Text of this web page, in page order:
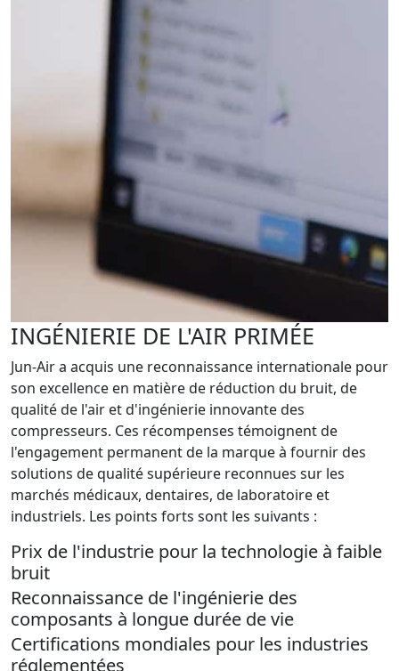
INGÉNIERIE DE L'AIR PRIMÉE
Jun-Air a acquis une reconnaissance internationale pour
son excellence en matière de réduction du bruit, de
qualité de l'air et d'ingénierie innovante des
compresseurs. Ces récompenses témoignent de
l'engagement permanent de la marque à fournir des
solutions de qualité supérieure reconnues sur les
marchés médicaux, dentaires, de laboratoire et
industriels. Les points forts sont les suivants :
Prix de l'industrie pour la technologie à faible
bruit
Reconnaissance de l'ingénierie des
composants à longue durée de vie
Certifications mondiales pour les industries
réglementées